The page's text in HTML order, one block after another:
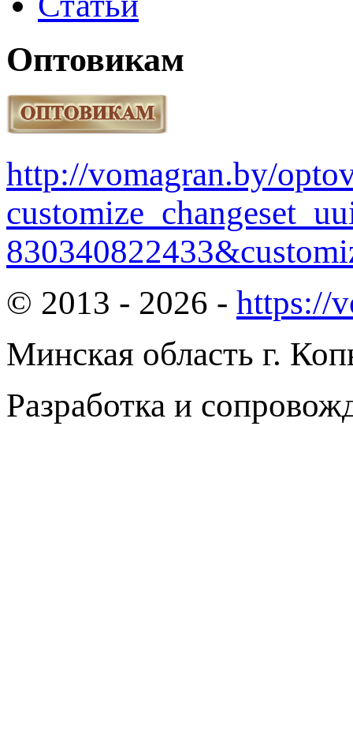
Оптовикам
http://vomagran.by/
© 2013 - 2026 - https://
Минская область г.
Разработка и